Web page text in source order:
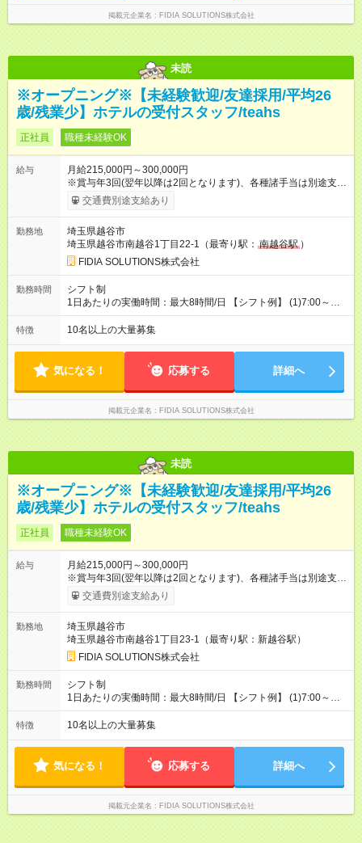
掲載元企業名 FIDIA SOLUTIONS株式会社
未読
※オープニング※【未経験歓迎/友達採用/平均26
歳/残業少】ホテルの受付スタッフ/teahs
正社員 職種未経験OK
給与
月給215,000円～300,000円
※賞与年3回(翌年以降は2回となります)、各種諸手当は別途支
給！ ※能力・スキルを考慮し、ご相談の上で決定します。 【試
用期間】試用期間あり 試用期間の長さ：6ヶ月 雇用形態、給与
交通費別途支給あり
勤務地
埼玉県越谷市
埼玉県越谷市南越谷1丁目22-1（最寄り駅： 南越谷駅 ）
FIDIA SOLUTIONS株式会社
勤務時間
シフト制
1日あたりの実働時間：最大8時間/日 【シフト例】 (1)7:00～
16:00 (2)8:00～17:00 (3)13:00～22:00 (4)14:00～23:00
(5)22:00～7:00 (6)23:00～8:00
特徴 10名以上の大量募集
気になる！ 応募する 詳細へ
掲載元企業名 FIDIA SOLUTIONS株式会社
未読
※オープニング※【未経験歓迎/友達採用/平均26
歳/残業少】ホテルの受付スタッフ/teahs
正社員 職種未経験OK
給与
月給215,000円～300,000円
※賞与年3回(翌年以降は2回となります)、各種諸手当は別途支
給！ ※能力・スキルを考慮し、ご相談の上で決定します。 【試
用期間】試用期間あり 試用期間の長さ：6ヶ月 雇用形態、給与
交通費別途支給あり
勤務地
埼玉県越谷市
埼玉県越谷市南越谷1丁目23-1（最寄り駅：新越谷駅）
FIDIA SOLUTIONS株式会社
勤務時間
シフト制
1日あたりの実働時間：最大8時間/日 【シフト例】 (1)7:00～
16:00 (2)8:00～17:00 (3)13:00～22:00 (4)14:00～23:00
(5)22:00～7:00 (6)23:00～8:00
特徴 10名以上の大量募集
気になる！ 応募する 詳細へ
掲載元企業名 FIDIA SOLUTIONS株式会社